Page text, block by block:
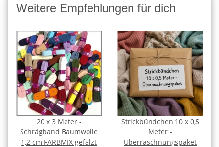
Weitere Empfehlungen für dich
20 x 3 Meter -
Schrägband Baumwolle
1,2 cm FARBMIX gefalzt
Strickbündchen 10 x 0,5
Meter -
Überraschnungspaket